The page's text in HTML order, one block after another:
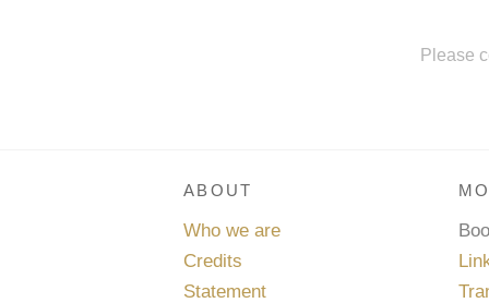
Please
ABOUT
Who we are
Credits
Statement